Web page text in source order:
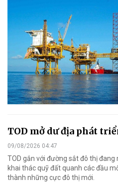
TOD mở dư địa phát
09/08/2026 04:47
TOD gắn với đường sắt đô thị
khai thác quỹ đất quanh các đầu
thành những cực đô thị mới.